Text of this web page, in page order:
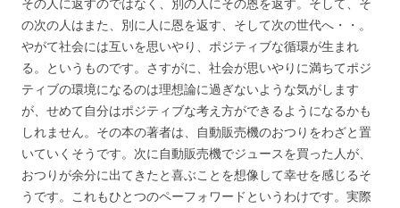
の次の人はまた、別に人に恩を返す、そして次の世代へ・・。
やがて社会には互いを思いやり、ポジティブな循環が生まれ
る。というものです。さすがに、社会が思いやりに満ちてポジ
ティブの環境になるのは理想論に過ぎないような気がします
が、せめて自分はポジティブな考え方ができるようになるかも
しれません。その本の著者は、自動販売機のおつりをわざと置
いていくそうです。次に自動販売機でジュースを買った人が、
おつりが余分に出てきたと喜ぶことを想像して幸せを感じるそ
うです。これもひとつのペーフォワードというわけです。実際